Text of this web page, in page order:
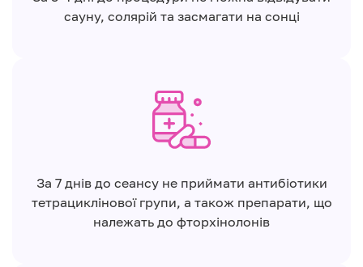
сауну, солярій та засмагати на сонці
За 7 днів до сеансу не приймати антибіотики
тетрациклінової групи, а також препарати, що
належать до фторхінолонів